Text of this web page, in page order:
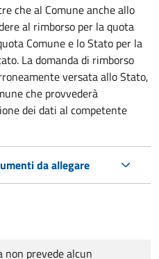
che al Comune anche allo
al rimborso per la quota
Comune e lo Stato per la
La domanda di rimborso
versata allo Stato,
che provvederà
dei dati al competente
da allegare
non prevede alcun